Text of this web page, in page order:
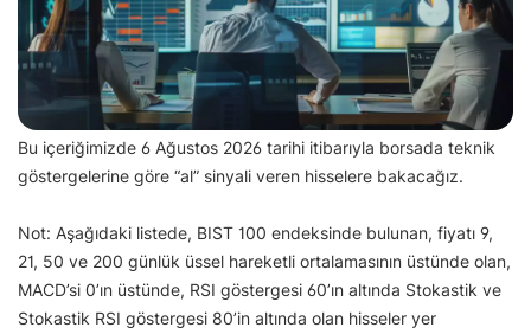
Bu içeriğimizde 6 Ağustos 2026 tarihi itibarıyla borsada teknik
göstergelerine göre “al” sinyali veren hisselere bakacağız.
Not: Aşağıdaki listede, BIST 100 endeksinde bulunan, fiyatı 9,
21, 50 ve 200 günlük üssel hareketli ortalamasının üstünde olan,
MACD’si 0’ın üstünde, RSI göstergesi 60’ın altında Stokastik ve
Stokastik RSI göstergesi 80’in altında olan hisseler yer